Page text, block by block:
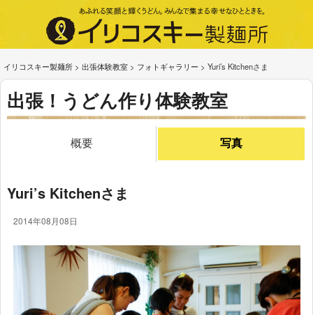
イリコスキー製麺所 > 出張体験教室 > フォトギャラリー > Yuri’s Kitchenさま
出張！うどん作り体験教室
概要 写真
Yuri’s Kitchenさま
2014年08月08日